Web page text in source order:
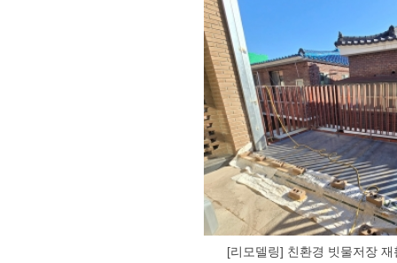
[리모델링] 친환경 빗물저장